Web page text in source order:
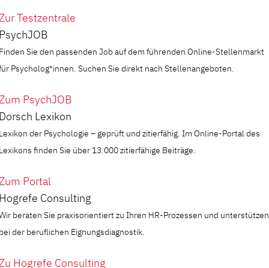
Testzentrale
Sie den passenden Job auf dem führenden Online-Stellenmarkt
Psycholog*innen. Suchen Sie direkt nach Stellenangeboten.
PsychJOB
Lexikon
der Psychologie – geprüft und zitierfähig. Im Online-Portal des
finden Sie über 13.000 zitierfähige Beiträge.
Portal
Consulting
beraten Sie praxisorientiert zu Ihren HR-Prozessen und unterstützen
der beruflichen Eignungsdiagnostik.
Hogrefe Consulting